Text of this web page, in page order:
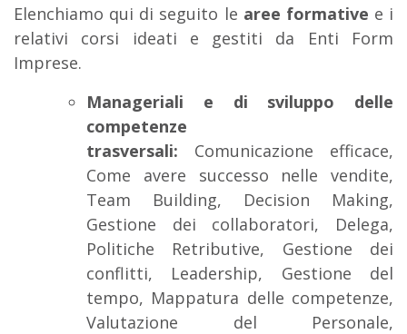
Elenchiamo qui di seguito le aree formative e i
relativi corsi ideati e gestiti da Enti Form
Imprese.
Manageriali e di sviluppo delle
competenze
trasversali: Comunicazione efficace,
Come avere successo nelle vendite,
Team Building, Decision Making,
Gestione dei collaboratori, Delega,
Politiche Retributive, Gestione dei
conflitti, Leadership, Gestione del
tempo, Mappatura delle competenze,
Valutazione del Personale,